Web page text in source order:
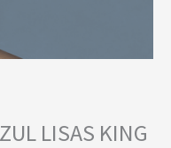
LISAS KING